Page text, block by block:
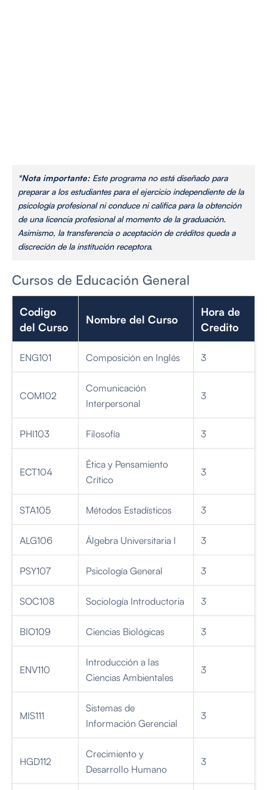
*Nota importante: Este programa no está diseñado para
preparar a los estudiantes para el ejercicio independiente de la
psicología profesional ni conduce ni califica para la obtención
de una licencia profesional al momento de la graduación.
Asimismo, la transferencia o aceptación de créditos queda a
discreción de la institución receptora.
Cursos de Educación General
Codigo
del Curso
Nombre del Curso
Hora de
Credito
ENG101 Composición en Inglés 3
COM102
Comunicación
Interpersonal
3
PHI103 Filosofía 3
ECT104
Ética y Pensamiento
Crítico
3
STA105 Métodos Estadísticos 3
ALG106 Álgebra Universitaria I 3
PSY107 Psicología General 3
SOC108 Sociología Introductoria 3
BIO109 Ciencias Biológicas 3
ENV110
Introducción a las
Ciencias Ambientales
3
MIS111
Sistemas de
Información Gerencial
3
HGD112
Crecimiento y
Desarrollo Humano
3